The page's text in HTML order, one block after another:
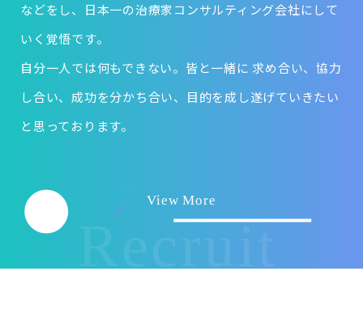
などをし、日本一の治療家コンサルティング会社にして
いく覚悟です。
自分一人では何もできない。皆と一緒に 求め合い、協力
し合い、成功を分かち合い、目的を成し遂げていきたい
と思っております。
View More
Recruit